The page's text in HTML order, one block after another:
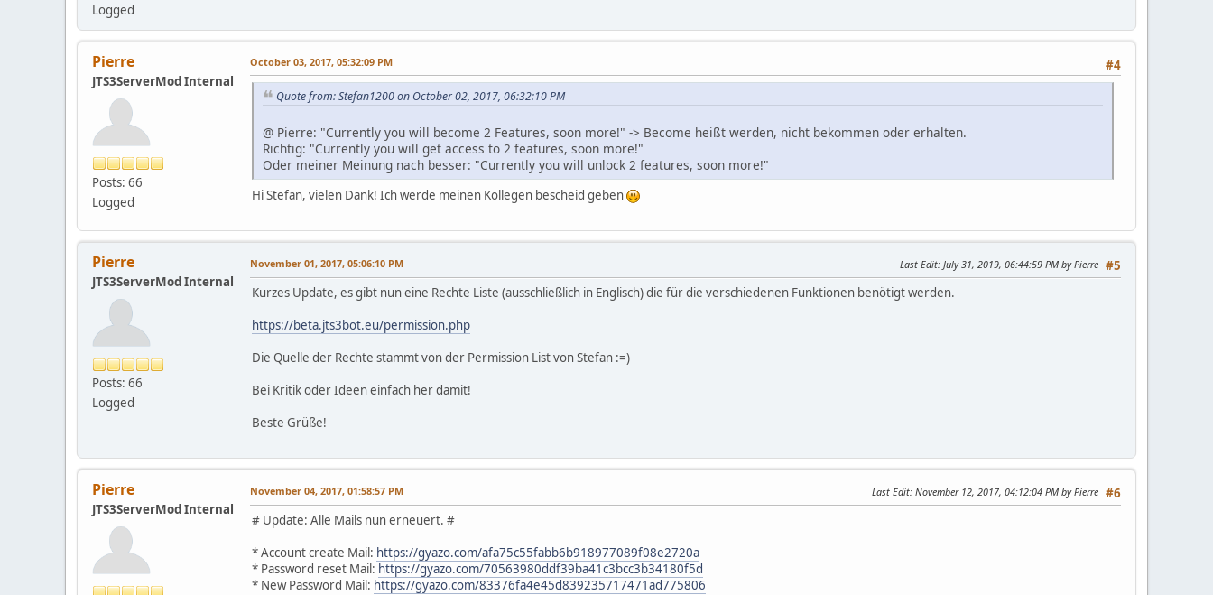
Logged
Pierre
JTS3ServerMod Internal
Posts: 66
Logged
#4
October 03, 2017, 05:32:09 PM
Quote from: Stefan1200 on October 02, 2017, 06:32:10 PM
@ Pierre: "Currently you will become 2 Features, soon more!" -> Become heißt werden, nicht bekommen oder erhalten.
Richtig: "Currently you will get access to 2 features, soon more!"
Oder meiner Meinung nach besser: "Currently you will unlock 2 features, soon more!"
Hi Stefan, vielen Dank! Ich werde meinen Kollegen bescheid geben
Pierre
JTS3ServerMod Internal
Posts: 66
Logged
#5
November 01, 2017, 05:06:10 PM Last Edit: July 31, 2019, 06:44:59 PM by Pierre
Kurzes Update, es gibt nun eine Rechte Liste (ausschließlich in Englisch) die für die verschiedenen Funktionen benötigt werden.
https://beta.jts3bot.eu/permission.php
Die Quelle der Rechte stammt von der Permission List von Stefan :=)
Bei Kritik oder Ideen einfach her damit!
Beste Grüße!
Pierre
JTS3ServerMod Internal
#6
November 04, 2017, 01:58:57 PM Last Edit: November 12, 2017, 04:12:04 PM by Pierre
# Update: Alle Mails nun erneuert. #
* Account create Mail: https://gyazo.com/afa75c55fabb6b918977089f08e2720a
* Password reset Mail: https://gyazo.com/70563980ddf39ba41c3bcc3b34180f5d
* New Password Mail: https://gyazo.com/83376fa4e45d839235717471ad775806